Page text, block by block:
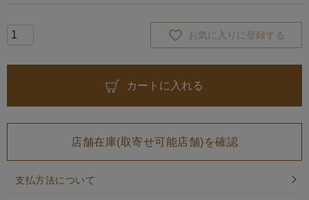
お気に入りに登録する
カートに入れる
店舗在庫(取寄せ可能店舗)を確認
支払方法について